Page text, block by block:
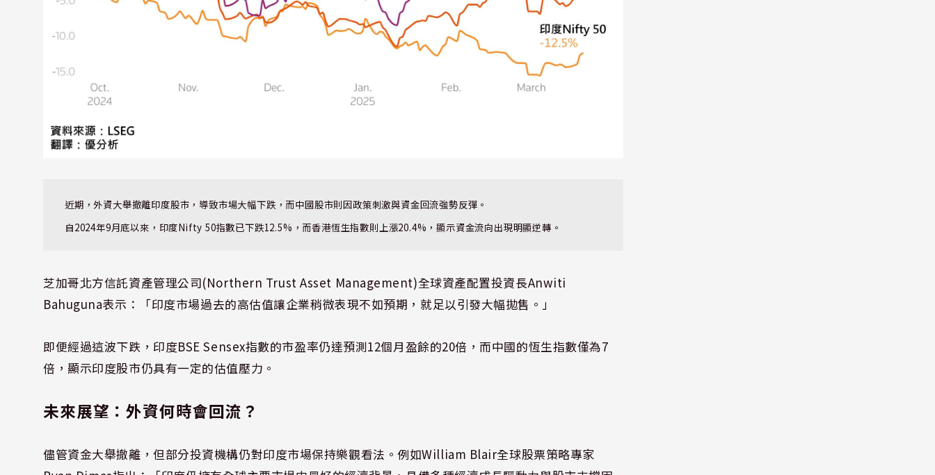
近期，外資大舉撤離印度股市，導致市場大幅下跌，而中國股市則因政策刺激與資金回流強勢反彈。
自2024年9月底以來，印度Nifty 50指數已下跌12.5%，而香港恆生指數則上漲20.4%，顯示資金流向出現明顯逆轉。
芝加哥北方信託資產管理公司(Northern Trust Asset Management)全球資產配置投資長Anwiti
Bahuguna表示：「印度市場過去的高估值讓企業稍微表現不如預期，就足以引發大幅拋售。」
即便經過這波下跌，印度BSE Sensex指數的市盈率仍達預測12個月盈餘的20倍，而中國的恆生指數僅為7
倍，顯示印度股市仍具有一定的估值壓力。
未來展望：外資何時會回流？
儘管資金大舉撤離，但部分投資機構仍對印度市場保持樂觀看法。例如William Blair全球股票策略專家